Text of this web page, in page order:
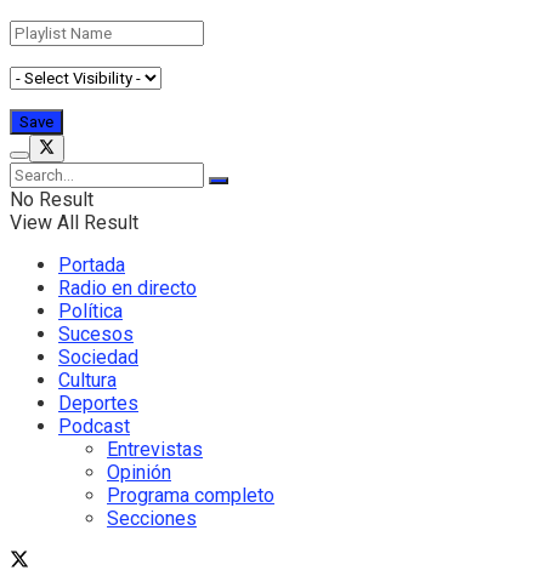
No Result
View All Result
Portada
Radio en directo
Política
Sucesos
Sociedad
Cultura
Deportes
Podcast
Entrevistas
Opinión
Programa completo
Secciones